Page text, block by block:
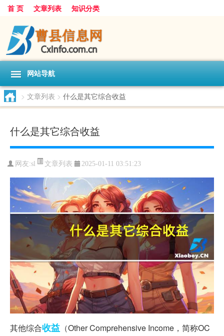
首 页 文章列表 知识分类
网站导航
> 文章列表 > 什么是其它综合收益
什么是其它综合收益
网友:sl 文章列表 2025-01-11 03:51:23
其他综合收益 （Other Comprehensive Income，简称OC